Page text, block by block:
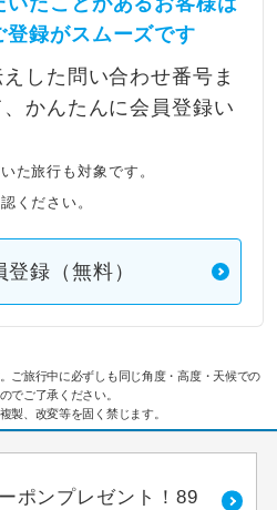
登録がスムーズです
した問い合わせ番号ま
かんたんに会員登録い
た旅行も対象です。
ください。
録（無料）
ご旅行中に必ずしも同じ角度・高度・天候での
でご了承ください。
製、改変等を固く禁じます。
ポンプレゼント！89